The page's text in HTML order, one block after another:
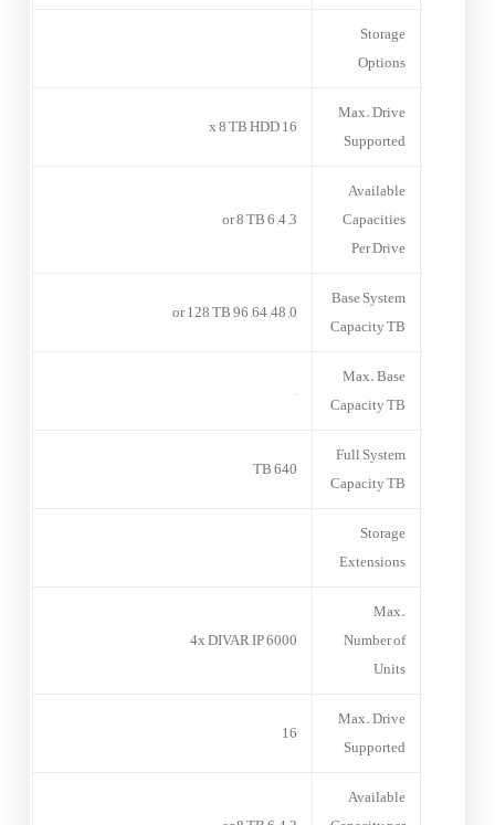
Storage
Options
Max. Drive
Supported
16 x 8 TB HDD
Available
Capacities
Per Drive
3, 4, 6 or 8 TB
Base System
Capacity TB
0, 48, 64, 96 or 128 TB
Max. Base
Capacity TB
–
Full System
Capacity TB
640 TB
Storage
Extensions
Max.
Number of
Units
4x DIVAR IP 6000
Max. Drive
Supported
16
Available